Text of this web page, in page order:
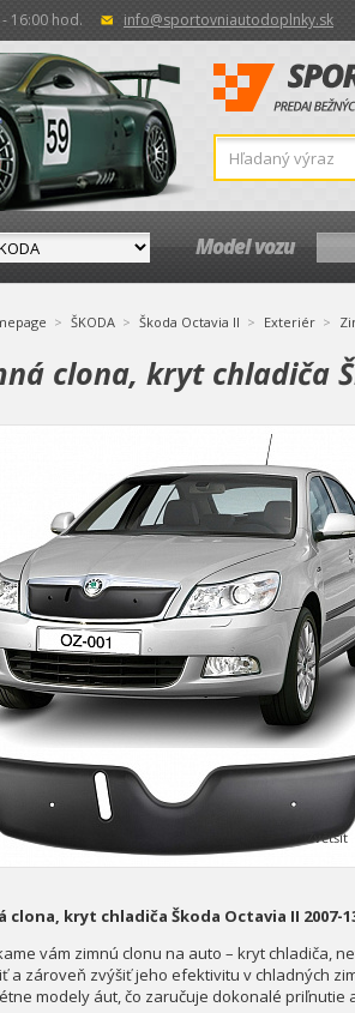
16:00 hod. info@sportovniautodoplnky.sk
Model vozu
ŠKODA Škoda Octavia II Exteriér
clona, kryt chladiča
Zvětšit
clona, kryt chladiča Škoda Octavia II 2007-
vám zimnú clonu na auto – kryt chladiča,
a zároveň zvýšiť jeho efektivitu v chladných
modely áut, čo zaručuje dokonalé priľnutie